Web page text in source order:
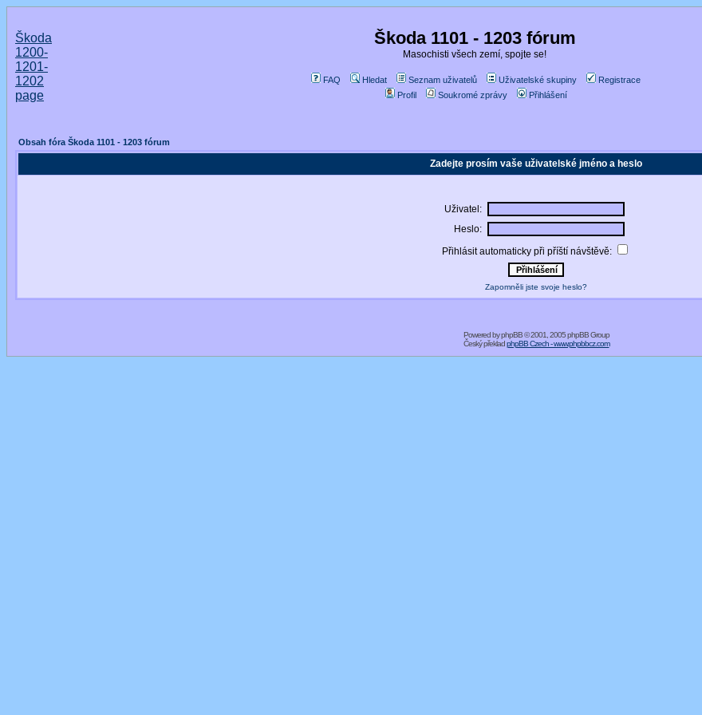
Škoda
1200-
1201-
1202
page
Škoda 1101 - 1203 fórum
Masochisti všech zemí, spojte se!
FAQ Hledat Seznam uživatelů Uživatelské skupiny
Registrace
Profil
Soukromé zprávy Přihlášení
Obsah fóra Škoda 1101 - 1203 fórum
Zadejte prosím vaše uživatelské jméno a heslo
Uživatel:
Heslo:
Přihlásit automaticky při příští návštěvě:
Zapomněli jste svoje heslo?
Powered byphpBB© 2001, 2005 phpBB Group
Český překladphpBB Czech - www.phpbbcz.com